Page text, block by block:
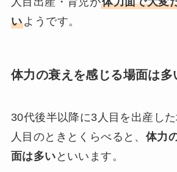
いようです。
体力の衰えを感じる場面は多
30代後半以降に3人目を出産し
人目のときとくらべると、 体力
面は多い といいます。